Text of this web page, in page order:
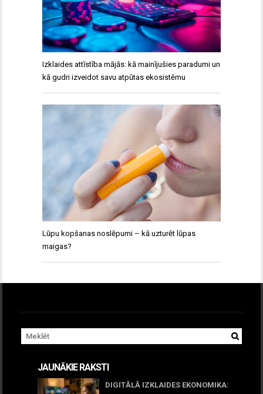
Izklaides attīstība mājās: kā mainījušies paradumi un
kā gudri izveidot savu atpūtas ekosistēmu
Lūpu kopšanas noslēpumi – kā uzturēt lūpas
maigas?
JAUNĀKIE RAKSTI
DIGITĀLĀ IZKLAIDES EKONOMIKA: